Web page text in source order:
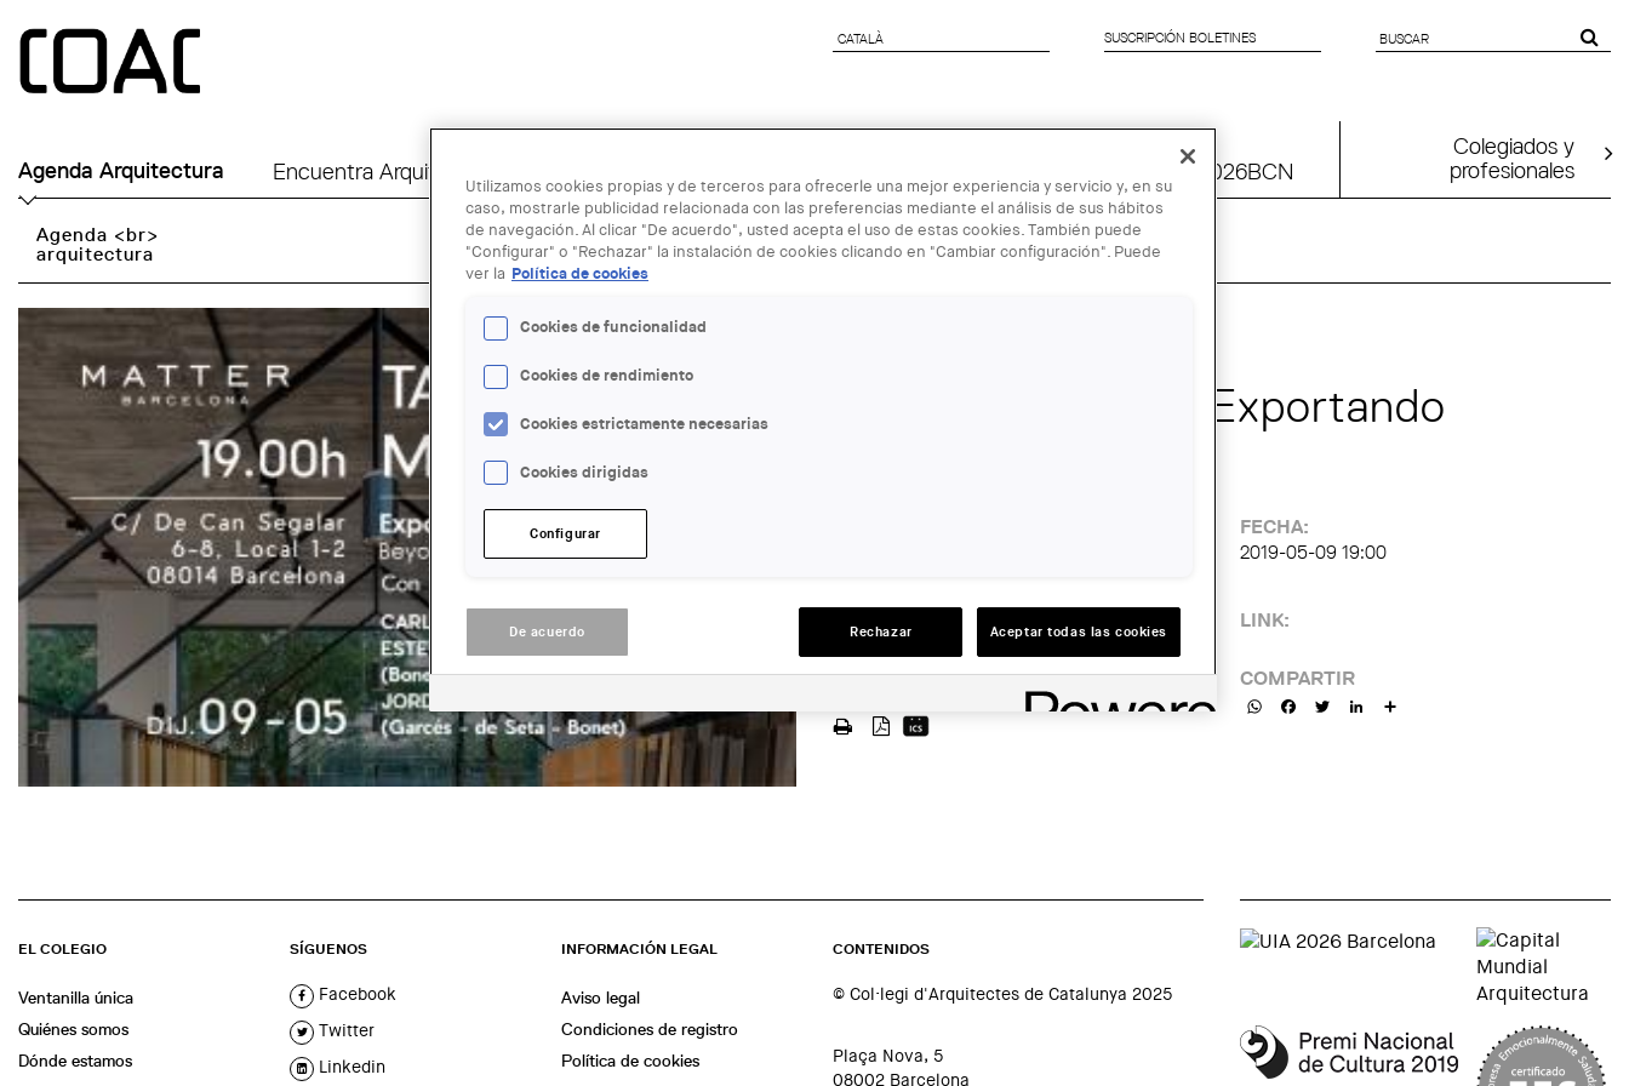
CATALÀ
CATALÀ SUSCRIPCIÓN BOLETINES
FORM
Agenda Arquitectura Encuentra Arquitecto UIA2026BCN
Colegiados y
profesionales
Agenda <br>
arquitectura
Talk that Matters: Exportando
LUGAR:
Barcelona
FECHA:
2019-05-09 19:00
LINK:
COMPARTIR
WhatsAppFacebookTwitterLinkedIn
EL COLEGIO
Ventanilla única
Quiénes somos
Dónde estamos
SÍGUENOS
Facebook
Twitter
Linkedin
INFORMACIÓN LEGAL
Aviso legal
Condiciones de registro
Política de cookies
CONTENIDOS
© Col·legi d'Arquitectes de Catalunya 2025
Plaça Nova, 5
08002 Barcelona
Utilizamos cookies propias y de terceros para ofrecerle una mejor experiencia y servicio y, en su
caso, mostrarle publicidad relacionada con las preferencias mediante el análisis de sus hábitos
de navegación. Al clicar "De acuerdo", usted acepta el uso de estas cookies. También puede
"Configurar" o "Rechazar" la instalación de cookies clicando en "Cambiar configuración". Puede
ver la Política de cookies
Cookies de funcionalidad
Cookies de rendimiento
Cookies estrictamente necesarias
Cookies dirigidas
Configurar
De acuerdo Rechazar Aceptar todas las cookies